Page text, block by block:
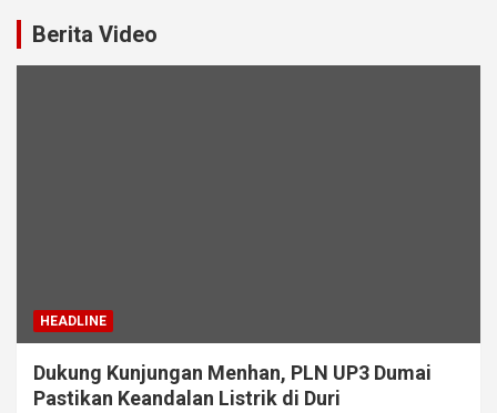
Berita Video
HEADLINE
Dukung Kunjungan Menhan, PLN UP3 Dumai
Pastikan Keandalan Listrik di Duri